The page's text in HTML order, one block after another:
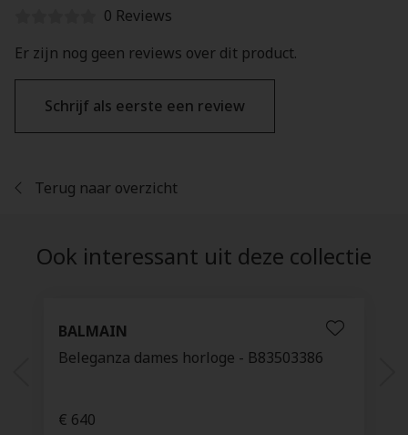
0 Reviews
Er zijn nog geen reviews over dit product.
Schrijf als eerste een review
Terug naar overzicht
Ook interessant uit deze collectie
BALMAIN
Beleganza dames horloge - B83503386
€ 640